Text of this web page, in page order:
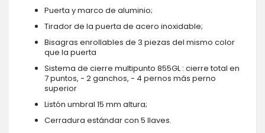
Puerta y marco de aluminio;
Tirador de la puerta de acero inoxidable;
Bisagras enrollables de 3 piezas del mismo color
que la puerta
Sistema de cierre multipunto 855GL : cierre total en
7 puntos, - 2 ganchos, - 4 pernos más perno
superior
Listón umbral 15 mm altura;
Cerradura estándar con 5 llaves.